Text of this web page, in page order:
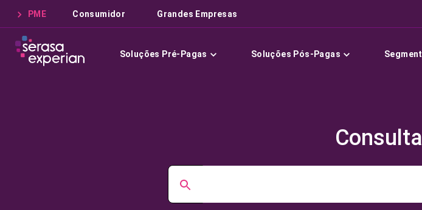
PME Consumidor Grandes Empresas
Soluções Pré-Pagas Soluções Pós-Pagas